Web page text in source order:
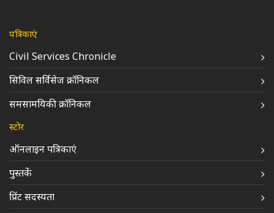
पत्रिकाएं
Civil Services Chronicle
सिविल सर्विसेज क्रॉनिकल
समसामयिकी क्रॉनिकल
स्टोर
ऑनलाइन पत्रिकाएं
पुस्तकें
प्रिंट सदस्यता